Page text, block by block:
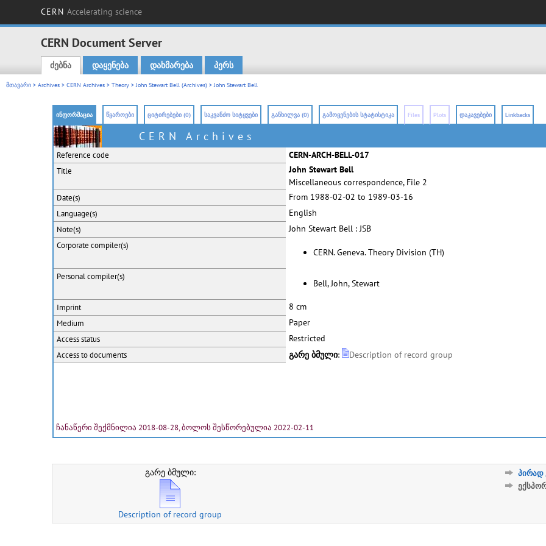
CERN Accelerating science
CERN Document Server
Main menu
ძებნა დაყენება დახმარება პერს
მთავარი > Archives > CERN Archives > Theory >John Stewart Bell (Archives) > John Stewart Bell
ინფორმაცია წყაროები ციტირებები (0) საკვანძო სიტყვები განხილვა (0) გამოყენების სტატისტიკა Files Plots დაკავებები Linkbacks
CERN Archives
Reference code CERN-ARCH-BELL-017
Title
John Stewart Bell
Miscellaneous correspondence, File 2
Date(s) From 1988-02-02 to 1989-03-16
Language(s) English
Note(s) John Stewart Bell : JSB
Corporate compiler(s)
CERN. Geneva. Theory Division (TH)
Personalcompiler(s)
Bell, John, Stewart
Imprint 8 cm
Medium Paper
Access status Restricted
Access to documents გარე ბმული: Description of record group
ჩანაწერი შექმნილია 2018-08-28, ბოლოს შესწორებულია 2022-02-11
გარე ბმული:
Description of record group
პირად